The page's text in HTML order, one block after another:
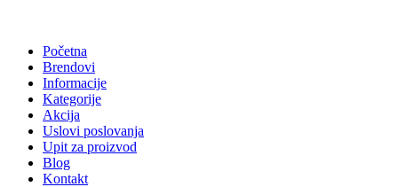
Početna
Brendovi
Informacije
Kategorije
Akcija
Uslovi poslovanja
Upit za proizvod
Blog
Kontakt